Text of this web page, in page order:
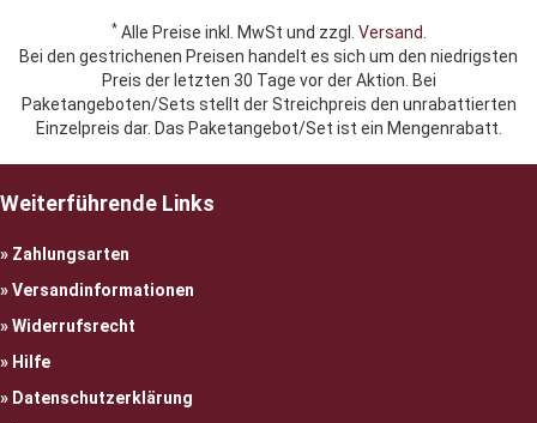
*Alle Preise inkl. MwSt und zzgl. Versand.
Bei den gestrichenen Preisen handelt es sich um den niedrigsten
Preis der letzten 30 Tage vor der Aktion. Bei
Paketangeboten/Sets stellt der Streichpreis den unrabattierten
Einzelpreis dar. Das Paketangebot/Set ist ein Mengenrabatt.
Weiterführende Links
Zahlungsarten
Versandinformationen
Widerrufsrecht
Hilfe
Datenschutzerklärung